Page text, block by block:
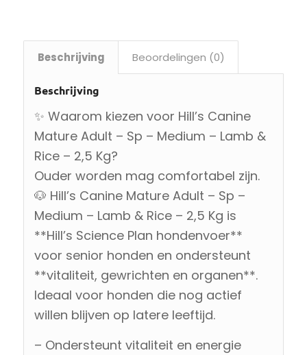
Beschrijving Beoordelingen (0)
Beschrijving
✨ Waarom kiezen voor Hill’s Canine
Mature Adult – Sp – Medium – Lamb &
Rice – 2,5 Kg?
Ouder worden mag comfortabel zijn.
🐶 Hill’s Canine Mature Adult – Sp –
Medium – Lamb & Rice – 2,5 Kg is
**Hill’s Science Plan hondenvoer**
voor senior honden en ondersteunt
**vitaliteit, gewrichten en organen**.
Ideaal voor honden die nog actief
willen blijven op latere leeftijd.
– Ondersteunt vitaliteit en energie